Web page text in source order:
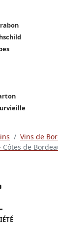
Vins de
Côtes de